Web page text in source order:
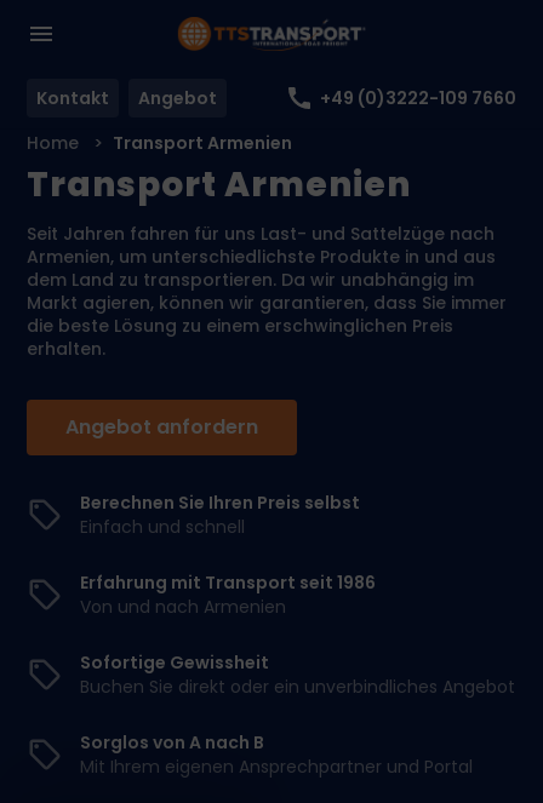
Kontakt Angebot
+49 (0)3222-109 7660
Home
Transport Armenien
Transport Armenien
Seit Jahren fahren für uns Last- und Sattelzüge nach
Armenien, um unterschiedlichste Produkte in und aus
dem Land zu transportieren. Da wir unabhängig im
Markt agieren, können wir garantieren, dass Sie immer
die beste Lösung zu einem erschwinglichen Preis
erhalten.
Berechnen Sie Ihren Preis selbst
Einfach und schnell
Erfahrung mit Transport seit 1986
Von und nach Armenien
Sofortige Gewissheit
Buchen Sie direkt oder ein unverbindliches Angebot
Sorglos von A nach B
Mit Ihrem eigenen Ansprechpartner und Portal
Angebot anfordern